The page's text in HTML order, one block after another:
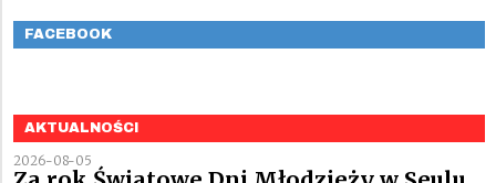
FACEBOOK
AKTUALNOŚCI
2026-08-05